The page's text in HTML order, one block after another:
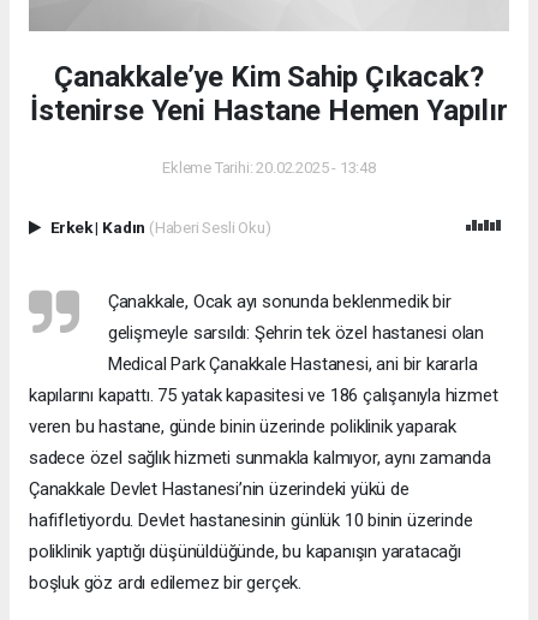
Çanakkale’ye Kim Sahip Çıkacak?
İstenirse Yeni Hastane Hemen Yapılır
Ekleme Tarihi: 20.02.2025 - 13:48
Erkek| Kadın (Haberi Sesli Oku)
Çanakkale, Ocak ayı sonunda beklenmedik bir
gelişmeyle sarsıldı: Şehrin tek özel hastanesi olan
Medical Park Çanakkale Hastanesi, ani bir kararla
kapılarını kapattı. 75 yatak kapasitesi ve 186 çalışanıyla hizmet
veren bu hastane, günde binin üzerinde poliklinik yaparak
sadece özel sağlık hizmeti sunmakla kalmıyor, aynı zamanda
Çanakkale Devlet Hastanesi’nin üzerindeki yükü de
hafifletiyordu. Devlet hastanesinin günlük 10 binin üzerinde
poliklinik yaptığı düşünüldüğünde, bu kapanışın yaratacağı
boşluk göz ardı edilemez bir gerçek.